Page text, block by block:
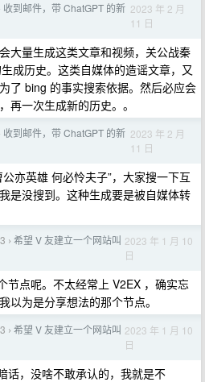
收到邮件，带 ChatGPT 的新 2023 年 2 月
11 日
大量生成这类文章和视频，关公战秦
成历史。这类自媒体的造谣文章，又
了 bing 的事实搜索依据。然后必应会
再一次生成新的历史。。
收到邮件，带 ChatGPT 的新 2023 年 2 月
11 日
亦英雄 何必怜夫子”，大家搜一下互
是没搜到。这种生成要是被自媒体转
› 希望 V 友建立一个网站叫 2023 年 1 月 10
日
节点呢。不太经常上 V2EX ，确实忘
以为是分享想法的那个节点。
› 希望 V 友建立一个网站叫 2023 年 1 月 10
日
话，没啥不敢承认的，我就是不